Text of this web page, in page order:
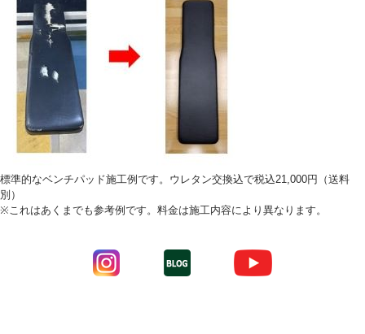
標準的なベンチパッド施工例です。ウレタン交換込で税込21,000円（送料
別）
※これはあくまでも参考例です。料金は施工内容により異なります。